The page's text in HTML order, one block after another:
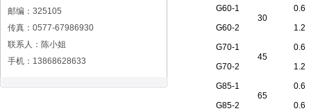
邮编：325105
传真：0577-67986930
联系人：陈小姐
手机：13868628633
G60-1
30
0.6
G60-2
1.2
G70-1
45
0.6
G70-2
1.2
G85-1
65
0.6
G85-2
0.6